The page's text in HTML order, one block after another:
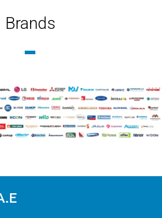
ΤΕΧΝΟΛΟΓΊΑ
ΕΊΔΟΣ
Μεσαίων θερμοκρασιών
Brands